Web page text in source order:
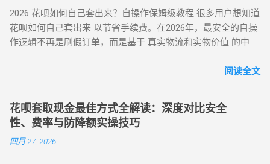
化 ：交替使用扫码支付、生活缴费、电商购...
易（主流方法） 选择支持分付的电商平台（如美团、苏宁易
购） 购买电子礼品卡/话费充值（建议≤2000元/笔） 联系回收
商变现，手续费8%-15% 线下商家合作：扫码套现（需深度信
2026 花呗如何自己套出来？自操作保姆级教程 很多用户想知道
花呗如何自己套出来 以节省手续费。在2026年，最安全的自操
作逻辑不再是刷假订单，而是基于 真实物流和实物价值 的中
道，用户可以绕过传统商家的层层抽成，实现资金的低折损回
折损 高安全性 自操作的核心在于“隐蔽性”。如果你直接扫描自
己的收款码，支付宝风控会瞬间识别为违规套现。以下是 2026
年依然有效的几种正确自操作姿势。 一、 2026 个人自操作三
大高效方案对比 方案名称 技术核心 预计折损 到账速度 电商实
阅读全文
花呗套取现金最佳方式全解读：深度对比安全
性、费率与防降额实操技巧
四月 27, 2026